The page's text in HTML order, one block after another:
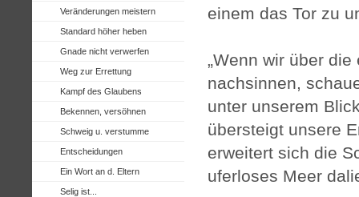
Veränderungen meistern
Standard höher heben
Gnade nicht verwerfen
Weg zur Errettung
Kampf des Glaubens
Bekennen, versöhnen
Schweig u. verstumme
Entscheidungen
Ein Wort an d. Eltern
Selig ist...
einem das Tor zu
„Wenn wir über
nachsinnen,
unter unserem
übersteigt unsere
erweitert sich die
uferloses Meer